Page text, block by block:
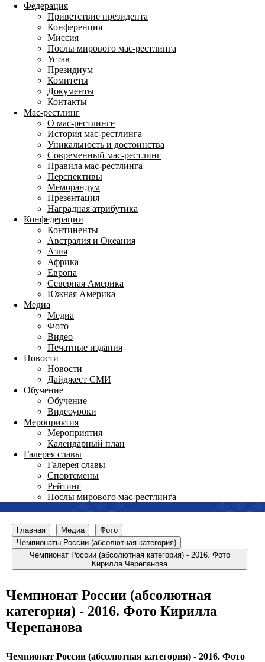
Федерация
Приветствие президента
Конференция
Миссия
Послы мирового мас-рестлинга
Устав
Президиум
Комитеты
Документы
Контакты
Мас-рестлинг
О мас-рестлинге
История мас-рестлинга
Уникальность и достоинства
Современный мас-рестлинг
Правила мас-рестлинга
Перспективы
Меморандум
Презентация
Наградная атрибутика
Конфедерации
Континенты
Австралия и Океания
Азия
Африка
Европа
Северная Америка
Южная Америка
Медиа
Медиа
Фото
Видео
Печатные издания
Новости
Новости
Дайджест СМИ
Обучение
Обучение
Видеоуроки
Мероприятия
Мероприятия
Календарный план
Галерея славы
Галерея славы
Спортсмены
Рейтинг
Послы мирового мас-рестлинга
Главная Медиа
Фото
Чемпионаты России (абсолютная категория)
Чемпионат России (абсолютная категория) - 2016. Фото
Кирилла Черепанова
Чемпионат России (абсолютная
категория) - 2016. Фото Кирилла
Черепанова
Чемпионат России (абсолютная категория) - 2016. Фото